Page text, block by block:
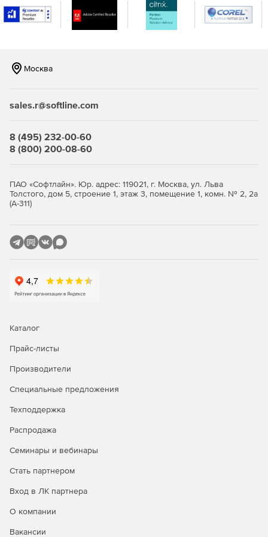
«Аккумуляторные работы 1.0»позволяет
рассчитать выбросы при резинотехнических работах.
выбросы при медницких работах.
«Полимерные материалы 1.0»
рассчитывать выбросы при работах с полимерными
«Дизель 2.0»оценивает величины выбросов
загрязняющих веществ стационарными дизельными
атмосферный воздух загрязняющих веществ
«РНВ-Эколог 4.0»
выбросов неорганизованными источниками.
выбросов загрязняющих веществ при перегрузке и
металлов.
«Лакокраска 2.0»
веществ при сварочных работах.
«АБЗ-Эколог 1.1»
загрязняющих веществ асфальтобетонными
Москва
sales.r@softline.com
8 (495) 232-00-60
8 (800) 200-08-60
ПАО «Софтлайн». Юр. адрес: 119021, г. Москва, ул. Льва
Толстого, дом 5, строение 1, этаж 3, помещение 1, комн. № 2, 2а
(А-311)
Каталог
Прайс-листы
Производители
Специальные предложения
Техподдержка
Распродажа
Семинары и вебинары
Стать партнером
Вход в ЛК партнера
О компании
Вакансии